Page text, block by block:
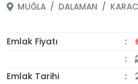
MUĞLA DALAMAN
Emlak Fiyatı
Emlak Tarihi